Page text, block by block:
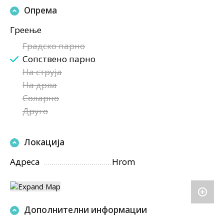
Опрема
Греење
Градско парно
Сопствено парно
На струја
На дрва
Соларно
Друго
Локација
Адреса
Hrom
Дополнителни информации